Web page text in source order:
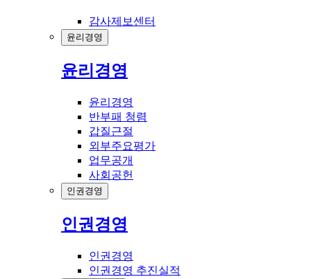
감사제보센터
윤리경영
윤리경영
윤리경영
반부패 청렴
갑질근절
외부주요평가
업무공개
사회공헌
인권경영
인권경영
인권경영
인권경영 추진실적